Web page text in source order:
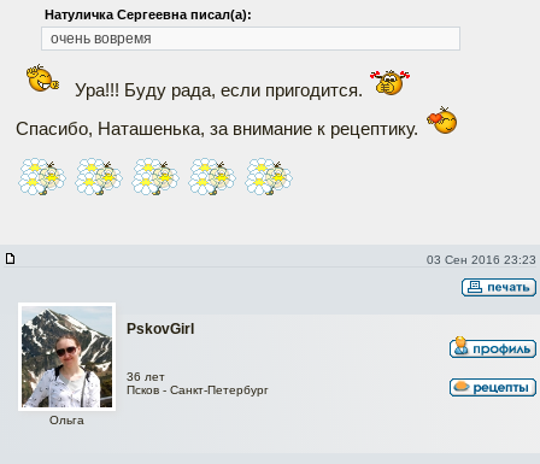
Натуличка Сергеевна писал(а):
очень вовремя
Ура!!! Буду рада, если пригодится.
Спасибо, Наташенька, за внимание к рецептику.
03 Сен 2016 23:23
PskovGirl
Ольга
36 лет
Псков - Санкт-Петербург